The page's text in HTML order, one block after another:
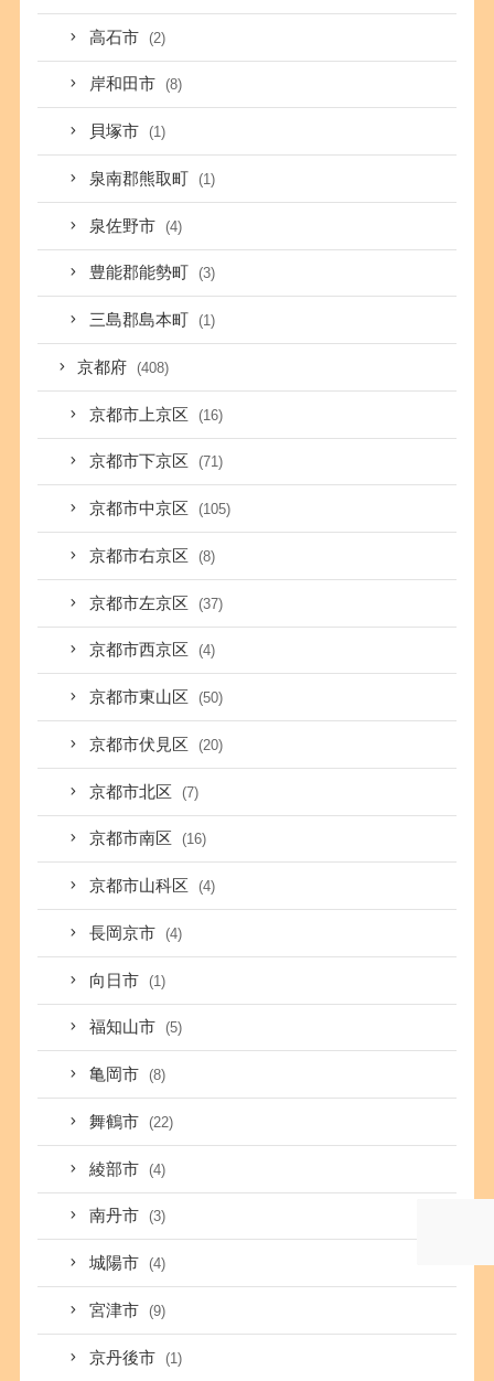
高石市 (2)
岸和田市 (8)
貝塚市 (1)
泉南郡熊取町 (1)
泉佐野市 (4)
豊能郡能勢町 (3)
三島郡島本町 (1)
京都府 (408)
京都市上京区 (16)
京都市下京区 (71)
京都市中京区 (105)
京都市右京区 (8)
京都市左京区 (37)
京都市西京区 (4)
京都市東山区 (50)
京都市伏見区 (20)
京都市北区 (7)
京都市南区 (16)
京都市山科区 (4)
長岡京市 (4)
向日市 (1)
福知山市 (5)
亀岡市 (8)
舞鶴市 (22)
綾部市 (4)
南丹市 (3)
城陽市 (4)
宮津市 (9)
京丹後市 (1)